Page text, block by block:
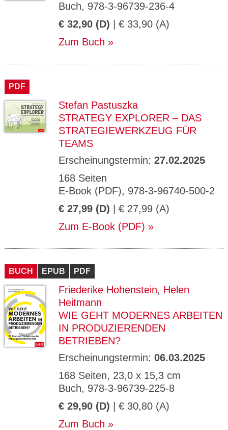
Buch, 978-3-96739-236-4
€ 32,90 (D) | € 33,90 (A)
Zum Buch
PDF
Stefan Pastuszka
STRATEGY EXPLORER – DAS
STRATEGIEWERKZEUG FÜR
TEAMS
Erscheinungstermin: 27.02.2025
168 Seiten
E-Book (PDF), 978-3-96740-500-2
€ 27,99 (D) | € 27,99 (A)
Zum E-Book (PDF)
BUCH EPUB PDF
Friederike Hohenstein, Helen
Heitmann
WIE GEHT MODERNES ARBEITEN
IN PRODUZIERENDEN
BETRIEBEN?
Erscheinungstermin: 06.03.2025
168 Seiten, 23,0 x 15,3 cm
Buch, 978-3-96739-225-8
€ 29,90 (D) | € 30,80 (A)
Zum Buch